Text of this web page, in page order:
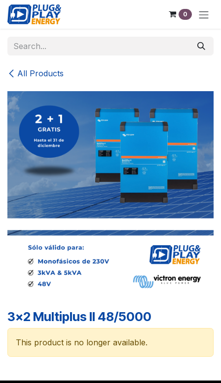
Skip to Content
0
All Products
3x2 Multiplus II 48/5000
This product is no longer available.